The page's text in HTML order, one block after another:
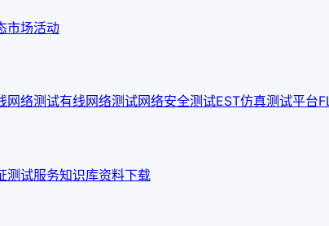
市场活动
网络测试有线网络测试网络安全测试EST仿真测试平台
测试服务知识库资料下载